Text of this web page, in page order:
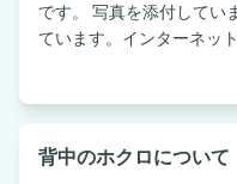
です。 写真を添付してい
ています。インターネット
背中のホクロについて